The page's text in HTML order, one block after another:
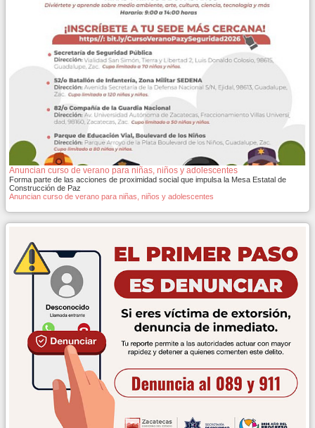
Anuncian curso de verano para niñas, niños y adolescentes
Forma parte de las acciones de proximidad social que impulsa la Mesa Estatal de
Construcción de Paz
Anuncian curso de verano para niñas, niños y adolescentes